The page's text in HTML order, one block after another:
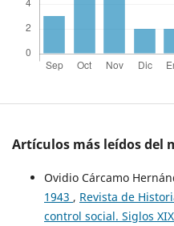
Artículos más leídos del
Ovidio Cárcamo
1943 , Revista de
control social. Siglos